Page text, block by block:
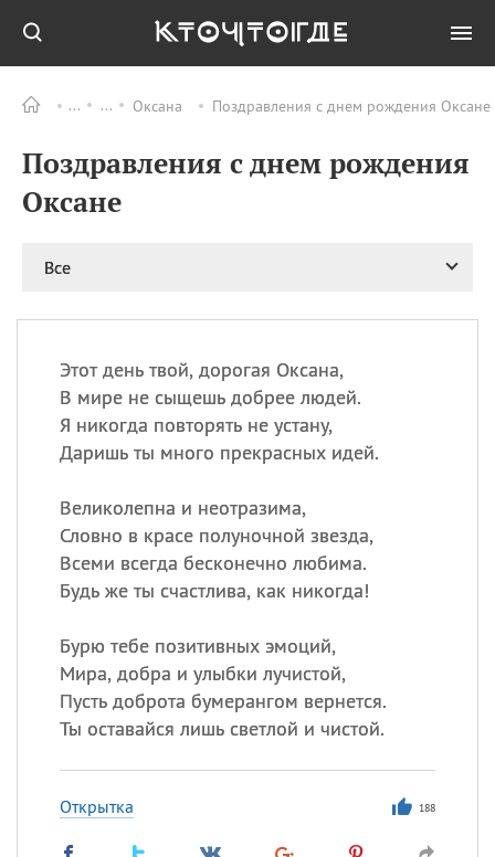
Оксана Поздравления с днем рождения
Поздравления с днем рождения
Оксане
Все
Этот день твой, дорогая Оксана,
В мире не сыщешь добрее людей.
Я никогда повторять не устану,
Даришь ты много прекрасных идей.
Великолепна и неотразима,
Словно в красе полуночной звезда,
Всеми всегда бесконечно любима.
Будь же ты счастлива, как никогда!
Бурю тебе позитивных эмоций,
Мира, добра и улыбки лучистой,
Пусть доброта бумерангом вернется.
Ты оставайся лишь светлой и чистой.
Открытка 188
ПРАЗДНИКИ Все
08.08 День «Счастье
случается» (Happiness
великомученика
покровителя всех
врачей и целителя
больных
09.08 День книголюбов (Book
Lovers Day)
ИМЕНА
Сегодня празднуют именины
Александр
Анна
Посмотреть значениеи